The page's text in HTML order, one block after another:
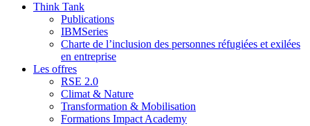
Think Tank
Publications
IBMSeries
Charte de l’inclusion des personnes réfugiées et exilées
en entreprise
Les offres
RSE 2.0
Climat & Nature
Transformation & Mobilisation
Formations Impact Academy